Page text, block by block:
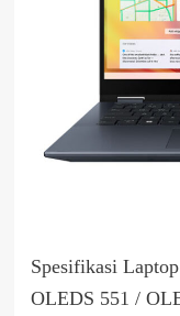
Spesifikasi
OLEDS 551 /